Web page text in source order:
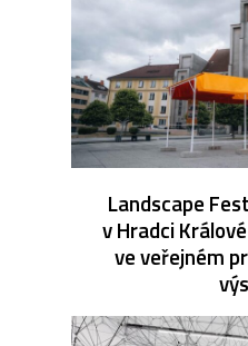
Landscape
v Hradci
ve veřejném